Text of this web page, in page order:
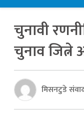
चुनावी
चुनाव जित्ने
मिसनटुडे